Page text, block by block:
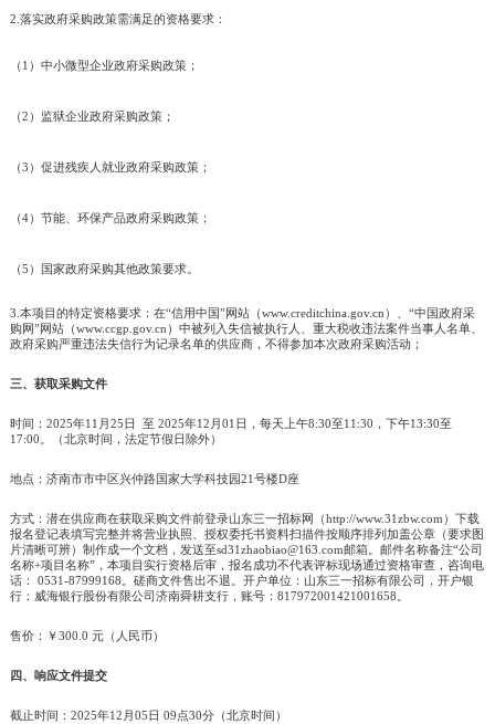
2.落实政府采购政策需满足的资格要求：
（1）中小微型企业政府采购政策；
（2）监狱企业政府采购政策；
（3）促进残疾人就业政府采购政策；
（4）节能、环保产品政府采购政策；
（5）国家政府采购其他政策要求。
3.本项目的特定资格要求：在“信用中国”网站（www.creditchina.gov.cn）、“中国政府采
购网”网站（www.ccgp.gov.cn）中被列入失信被执行人、重大税收违法案件当事人名单、
政府采购严重违法失信行为记录名单的供应商，不得参加本次政府采购活动；
三、获取采购文件
时间：2025年11月25日 至 2025年12月01日，每天上午8:30至11:30，下午13:30至
17:00。（北京时间，法定节假日除外）
地点：济南市市中区兴仲路国家大学科技园21号楼D座
方式：潜在供应商在获取采购文件前登录山东三一招标网（http://www.31zbw.com）下载
报名登记表填写完整并将营业执照、授权委托书资料扫描件按顺序排列加盖公章（要求图
片清晰可辨）制作成一个文档，发送至sd31zhaobiao@163.com邮箱。邮件名称备注“公司
名称+项目名称”，本项目实行资格后审，报名成功不代表评标现场通过资格审查，咨询电
话： 0531-87999168。磋商文件售出不退。开户单位：山东三一招标有限公司，开户银
行：威海银行股份有限公司济南舜耕支行，账号：817972001421001658。
售价：￥300.0 元（人民币）
四、响应文件提交
截止时间：2025年12月05日 09点30分（北京时间）